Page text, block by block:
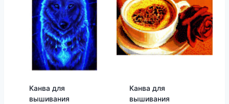
Канва для
вышивания
Канва для
вышивания